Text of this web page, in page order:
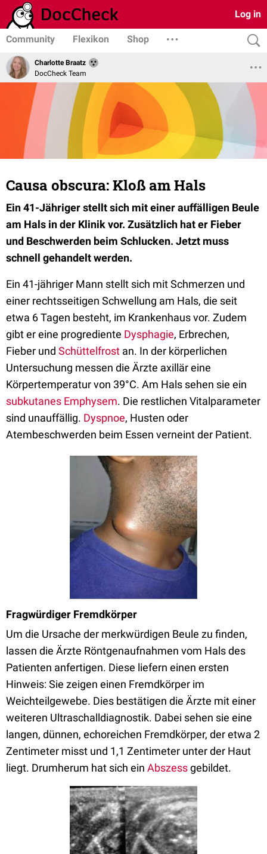
Log in
Community Flexikon Shop
Charlotte Braatz
DocCheck Team
Causa obscura: Kloß am Hals
Ein 41-Jähriger stellt sich mit einer auffälligen Beule
am Hals in der Klinik vor. Zusätzlich hat er Fieber
und Beschwerden beim Schlucken. Jetzt muss
schnell gehandelt werden.
Ein 41-jähriger Mann stellt sich mit Schmerzen und
einer rechtsseitigen Schwellung am Hals, die seit
etwa 6 Tagen besteht, im Krankenhaus vor. Zudem
gibt er eine progrediente Dysphagie, Erbrechen,
Fieber und Schüttelfrost an. In der körperlichen
Untersuchung messen die Ärzte axillär eine
Körpertemperatur von 39°C. Am Hals sehen sie ein
subkutanes Emphysem. Die restlichen Vitalparameter
sind unauffällig. Dyspnoe, Husten oder
Atembeschwerden beim Essen verneint der Patient.
Fragwürdiger Fremdkörper
Um die Ursache der merkwürdigen Beule zu finden,
lassen die Ärzte Röntgenaufnahmen vom Hals des
Patienten anfertigen. Diese liefern einen ersten
Hinweis: Sie zeigen einen Fremdkörper im
Weichteilgewebe. Dies bestätigen die Ärzte mit einer
weiteren Ultraschalldiagnostik. Dabei sehen sie eine
langen, dünnen, echoreichen Fremdkörper, der etwa 2
Zentimeter misst und 1,1 Zentimeter unter der Haut
liegt. Drumherum hat sich ein Abszessgebildet.